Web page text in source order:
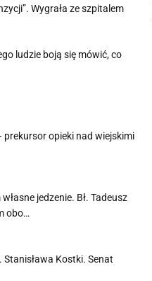
Wygrała ze szpitalem
ludzie boją się mówić, co
prekursor opieki nad wiejskimi
jedzenie. Bł. Tadeusz
obo…
Kostki. Senat